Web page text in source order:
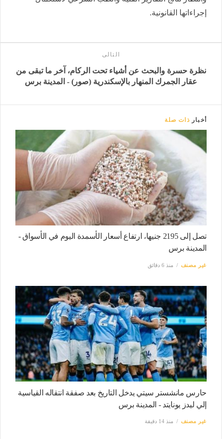
إجراءاتها القانونية.
التالى
نظرة حسرة والبحث عن أشياء تحت الركام، آخر ما تبقى من
عقار الجمرك المنهار بالإسكندرية (صور) - المدينة برس
أخبار ذات صلة
تصل إلى 2195 جنيها، ارتفاع أسعار الأسمدة اليوم في الأسواق -
المدينة برس
غير مصنف منذ 6 دقائق
حارس مانشستر سيتي يدخل التاريخ بعد صفقة انتقاله القياسية
إلي ليدز يونايتد - المدينة برس
غير مصنف منذ 14 دقيقة